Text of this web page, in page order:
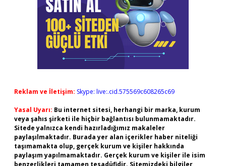
Reklam ve İletişim: Skype: live:.cid.575569c608265c69
Yasal Uyarı: Bu internet sitesi, herhangi bir marka, kurum
veya şahıs şirketi ile hiçbir bağlantısı bulunmamaktadır.
Sitede yalnızca kendi hazırladığımız makaleler
paylaşılmaktadır. Burada yer alan içerikler haber niteliği
taşımamakta olup, gerçek kurum ve kişiler hakkında
paylaşım yapılmamaktadır. Gerçek kurum ve kişiler ile isim
benzerlikleri tamamen tesadüfidir. Sitemizdeki bilgiler